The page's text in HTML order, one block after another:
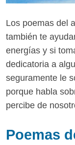
Los poemas del
también te
energías y si
dedicatoria a
seguramente le
porque habla
percibe de
Poemas